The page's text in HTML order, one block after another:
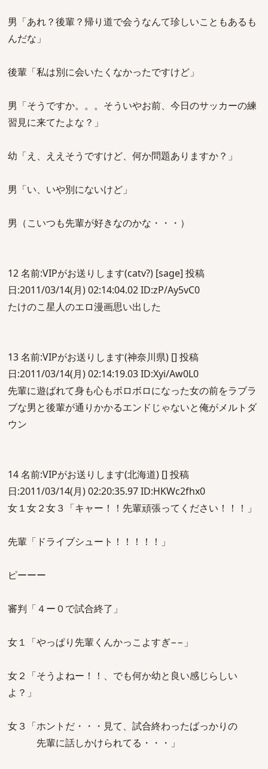
男「あれ？後輩？帰り道で会うなんて珍しいこともあるも
んだな」
後輩「私は別に会いたくなかったですけど」
男「そうですか。。。そういやお前、今日のサッカーの練
習見に来てたよな？」
幼「え、ええそうですけど、何か問題ありますか？」
男「い、いや別にないけど」
男（こいつも先輩が好きなのかな・・・）
12 名前:VIPがお送りします(catv?) [sage] 投稿
日:2011/03/14(月) 02:14:04.02 ID:zP/Ay5vC0
たけのこ星人のエロ漫画思い出した
13 名前:VIPがお送りします(神奈川県) [] 投稿
日:2011/03/14(月) 02:14:19.03 ID:Xyi/Aw0L0
先輩に遊ばれて身も心もボロボロになった女の前をラブラ
ブな男と後輩が通りかかるエンドじゃないと俺がメルトダ
ウン
14 名前:VIPがお送りします(北海道) [] 投稿
日:2011/03/14(月) 02:20:35.97 ID:HKWc2fhx0
女１女２女３「キャー！！先輩頑張ってください！！！」
先輩「ドライブシュート！！！！！」
ピーーー
審判「４ー０で試合終了」
女１「やっぱり先輩くんかっこよすぎ−−」
女２「そうよねー！！、でも何か幼と良い感じらしい
よ？」
女３「ホントだ・・・見て、試合終わったばっかりの
先輩に話しかけられてる・・・」